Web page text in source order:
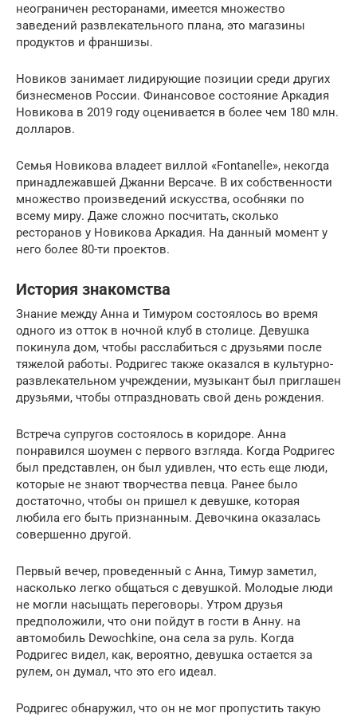
неограничен ресторанами, имеется множество
заведений развлекательного плана, это магазины
продуктов и франшизы.
Новиков занимает лидирующие позиции среди других
бизнесменов России. Финансовое состояние Аркадия
Новикова в 2019 году оценивается в более чем 180 млн.
долларов.
Семья Новикова владеет виллой «Fontanelle», некогда
принадлежавшей Джанни Версаче. В их собственности
множество произведений искусства, особняки по
всему миру. Даже сложно посчитать, сколько
ресторанов у Новикова Аркадия. На данный момент у
него более 80-ти проектов.
История знакомства
Знание между Анна и Тимуром состоялось во время
одного из отток в ночной клуб в столице. Девушка
покинула дом, чтобы расслабиться с друзьями после
тяжелой работы. Родригес также оказался в культурно-
развлекательном учреждении, музыкант был приглашен
друзьями, чтобы отпраздновать свой день рождения.
Встреча супругов состоялось в коридоре. Анна
понравился шоумен с первого взгляда. Когда Родригес
был представлен, он был удивлен, что есть еще люди,
которые не знают творчества певца. Ранее было
достаточно, чтобы он пришел к девушке, которая
любила его быть признанным. Девочкина оказалась
совершенно другой.
Первый вечер, проведенный с Анна, Тимур заметил,
насколько легко общаться с девушкой. Молодые люди
не могли насыщать переговоры. Утром друзья
предположили, что они пойдут в гости в Анну. на
автомобиль Dewochkine, она села за руль. Когда
Родригес видел, как, вероятно, девушка остается за
рулем, он думал, что это его идеал.
Родригес обнаружил, что он не мог пропустить такую ​​